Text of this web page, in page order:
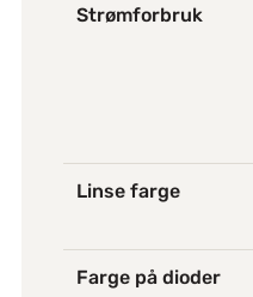
Strømforbruk
Linse farge
Farge på dioder